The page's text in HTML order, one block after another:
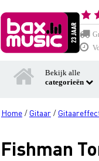
Bekijk alle
categorieën
Home / Gitaar /
Fishman